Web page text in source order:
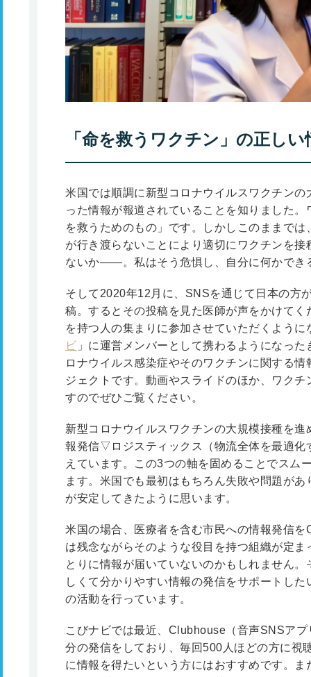
「命を救うワクチン」の正し
米国では順調に新型コロナウイルスワクチン
った情報が報道されていることを知りました
を救うためのもの」です。しかしこのままで
が行き渡らないことにより適切にワクチンを
ないか――。私はそう危惧し、自分に何かでき
そして2020年12月に、SNSを通じて日本の方
稿。するとその投稿を見た医師が声をかけて
を持つ人の集まりに参加させていただくよう
ビ 」に運営メンバーとして携わるようになっ
ロナウイルス感染症やそのワクチンに関する
ジェクトです。動画やスライドのほか、ワク
すのでぜひご覧ください。
新型コロナウイルスワクチンの大規模接種を
報発信▽ロジスティックス（物流全体を最適
えています。この3つの軸を固めることでスム
ます。米国でも最初はもちろん失敗や問題が
が安定してきたように思います。
米国の場合、医療者を含む市民への情報発信
は残念ながらそのような役目を持つ組織が定
とりに情報が届いていないのかもしれません
しくて分かりやすい情報の発信をサポートし
の活動を行っています。
こびナビでは最近、Clubhouse（音声SNSア
分の発信をしており、毎回500人ほどの方に視
に情報を得たいという方にはおすすめです。